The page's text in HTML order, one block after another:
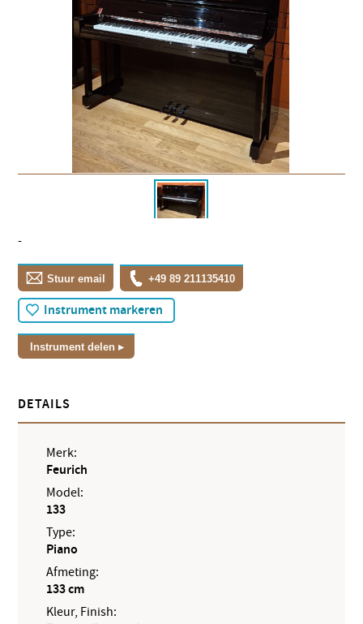
-
Stuur email +49 89 211135410
Instrument markeren
Instrument delen
DETAILS
Merk:
Feurich
Model:
133
Type:
Piano
Afmeting:
133 cm
Kleur, Finish: